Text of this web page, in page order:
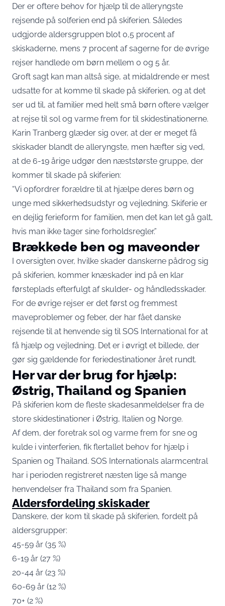
Der er oftere behov for hjælp til de alleryngste
rejsende på solferien end på skiferien. Således
udgjorde aldersgruppen blot 0,5 procent af
skiskaderne, mens 7 procent af sagerne for de øvrige
rejser handlede om børn mellem 0 og 5 år.
Groft sagt kan man altså sige, at midaldrende er mest
udsatte for at komme til skade på skiferien, og at det
ser ud til, at familier med helt små børn oftere vælger
at rejse til sol og varme frem for til skidestinationerne.
Karin Tranberg glæder sig over, at der er meget få
skiskader blandt de alleryngste, men hæfter sig ved,
at de 6-19 årige udgør den næststørste gruppe, der
kommer til skade på skiferien:
“Vi opfordrer forældre til at hjælpe deres børn og
unge med sikkerhedsudstyr og vejledning. Skiferie er
en dejlig ferieform for familien, men det kan let gå galt,
hvis man ikke tager sine forholdsregler.”
Brækkede ben og maveonder
I oversigten over, hvilke skader danskerne pådrog sig
på skiferien, kommer knæskader ind på en klar
førsteplads efterfulgt af skulder- og håndledsskader.
For de øvrige rejser er det først og fremmest
maveproblemer og feber, der har fået danske
rejsende til at henvende sig til SOS International for at
få hjælp og vejledning. Det er i øvrigt et billede, der
gør sig gældende for feriedestinationer året rundt.
Her var der brug for hjælp:
Østrig, Thailand og Spanien
På skiferien kom de fleste skadesanmeldelser fra de
store skidestinationer i Østrig, Italien og Norge.
Af dem, der foretrak sol og varme frem for sne og
kulde i vinterferien, fik flertallet behov for hjælp i
Spanien og Thailand. SOS Internationals alarmcentral
har i perioden registreret næsten lige så mange
henvendelser fra Thailand som fra Spanien.
Aldersfordeling skiskader
Danskere, der kom til skade på skiferien, fordelt på
aldersgrupper:
45-59 år (35 %)
6-19 år (27 %)
20-44 år (23 %)
60-69 år (12 %)
70+ (2 %)